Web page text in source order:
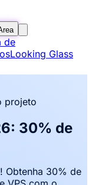
de
Looking Glass
projeto
30% de
Obtenha 30% de